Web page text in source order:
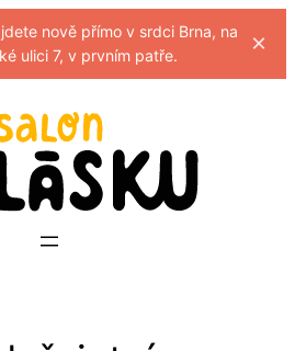
nově přímo v srdci Brna, na
ulici 7, v prvním patře.
×